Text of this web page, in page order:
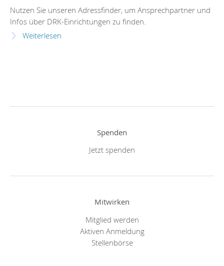
Nutzen Sie unseren Adressfinder, um Ansprechpartner und
Infos über DRK-Einrichtungen zu finden.
Weiterlesen
Spenden
Jetzt spenden
Mitwirken
Mitglied werden
Aktiven Anmeldung
Stellenbörse